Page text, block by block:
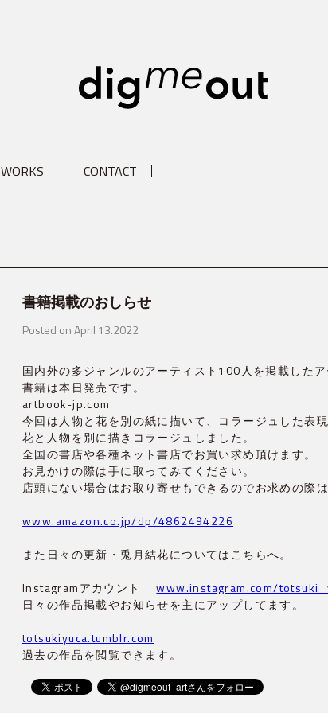
WORKS CONTACT
書籍掲載のおしらせ
Posted on April 13.2022
国内外の多ジャンルのアーティスト100人を掲載した
書籍は本日発売です。
artbook-jp.com
今回は人物と花を別の紙に描いて、コラージュした表
花と人物を別に描きコラージュしました。
全国の書店や各種ネット書店でお買い求め頂けます。
お見かけの際は手に取ってみてください。
店頭にない場合はお取り寄せもできるのでお求めの際は
www.amazon.co.jp/dp/4862494226
また日々の更新・兎月結花についてはこちらへ。
Instagramアカウントwww.instagram.com/
日々の作品掲載やお知らせを主にアップしてます。
totsukiyuca.tumblr.com
過去の作品を閲覧できます。